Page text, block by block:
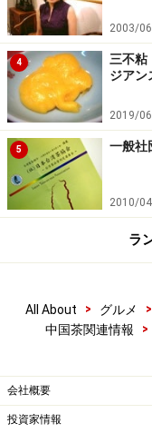
2003/
4
三不粘
ジアン
2019/
5 一般
2010/
ラ
All About > グルメ >
中国茶関連情報
>
会社概要
投資家情報